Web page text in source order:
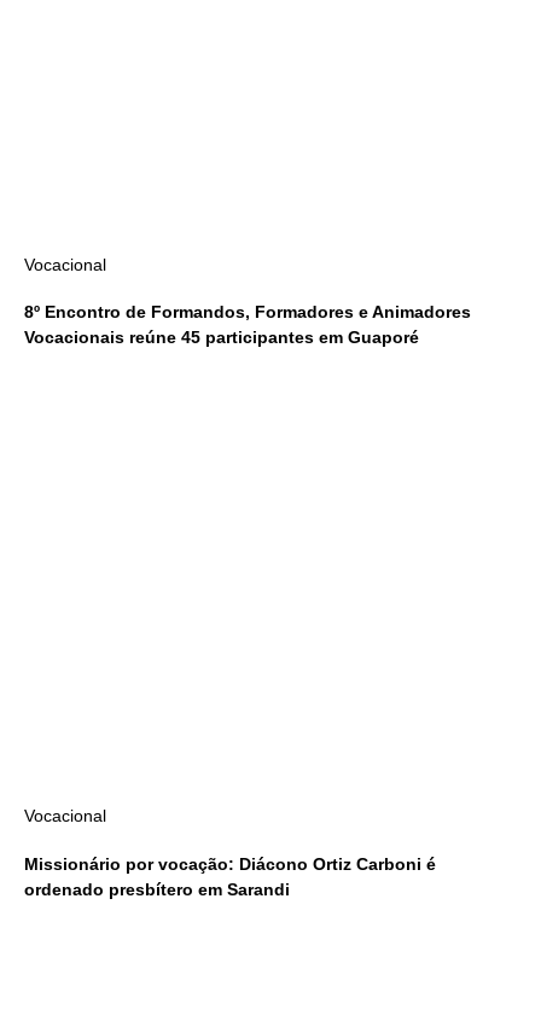
Vocacional
8º Encontro de Formandos, Formadores e Animadores
Vocacionais reúne 45 participantes em Guaporé
Vocacional
Missionário por vocação: Diácono Ortiz Carboni é
ordenado presbítero em Sarandi